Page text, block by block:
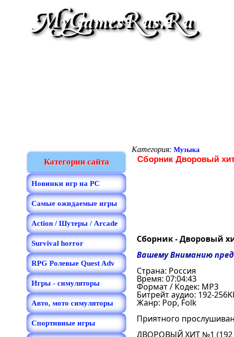
Категории сайта
Новинки игр на PC
Самые ожидаемые игры
Action / Шутеры / Arcade
Survival horror
RPG Ролевые Quest Adv
Игры - симуляторы
Авто, мото симуляторы
Спортивные игры
Категория: Музыка
Сборник Дворовый хит
Сборник - Дворовый
Вашему Вниманию
Страна: Россия
Время: 07:04:43
Формат / Кодек: MP3
Битрейт аудио: 192-
Жанр: Pop, Folk
Приятного
ДВОРОВЫЙ ХИТ №1 (192